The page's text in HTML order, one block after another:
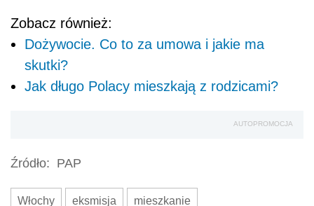
Zobacz również:
Dożywocie. Co to za umowa i jakie ma
skutki?
Jak długo Polacy mieszkają z rodzicami?
AUTOPROMOCJA
Źródło: PAP
Włochy eksmisja mieszkanie